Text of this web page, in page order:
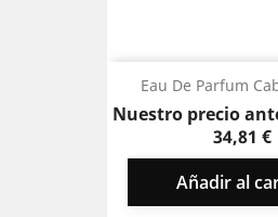
Eau De Parfum
Nuestro precio
34,81 €
Añadir al